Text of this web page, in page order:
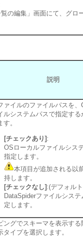
覧の編集」画面にて、グ
説明
ァイルのファイルパスを、
ルシステムパスで指定す
す。
[チェックあり] :
OSローカルファイルシス
指定します。
本項目が追加される以
持します。
[チェックなし] :(デフォル
DataSpiderファイルシス
定します。
ングでスキーマを表示す
タイプを選択します。